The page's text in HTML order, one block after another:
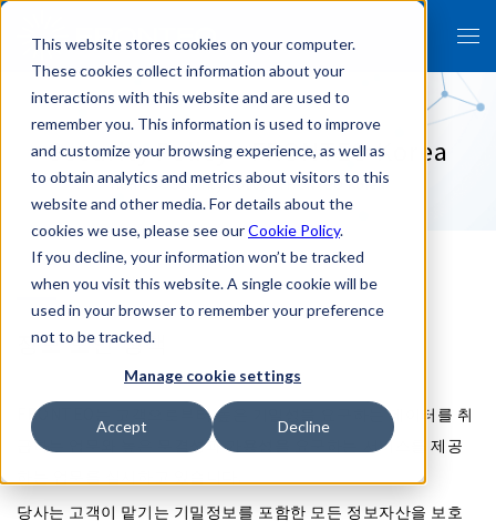
This website stores cookies on your computer.
These cookies collect information about your
interactions with this website and are used to
remember you. This information is used to improve
and customize your browsing experience, as well as
to obtain analytics and metrics about visitors to this
website and other media. For details about the
cookies we use, please see ourCookie Policy.
If you decline, your information won’t be tracked
when you visit this website. A single cookie will be
used in your browser to remember your preference
not to be tracked.
Manage cookie settings
Accept Decline
Security Policy - FRONTEO Korea
Home ＞ Security Policy - FRONTEO Korea
정보 보안 정책
FRONTEO는 고객으로부터 높은 기밀성을 요구하는 데이터를 취
급하는 업무와 높은 무결성과 가용성을 요구하는 서비스를 제공
당사는 고객이 맡기는 기밀정보를 포함한 모든 정보자산을 보호